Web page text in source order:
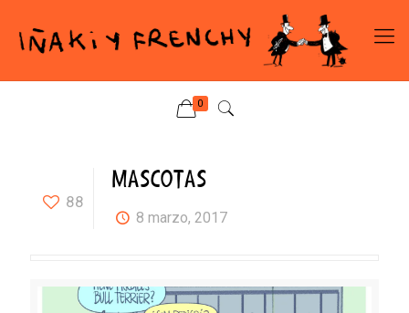
0
88
MASCOTAS
8 marzo, 2017